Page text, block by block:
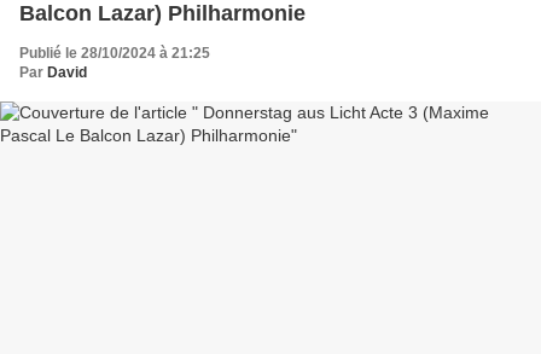
Balcon Lazar) Philharmonie
Publié le 28/10/2024 à 21:25
Par David